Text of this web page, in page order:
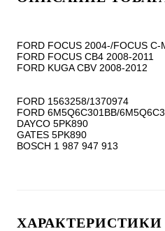
FORD FOCUS 2004-/FOCUS C-
FORD FOCUS CB4 2008-2011
FORD KUGA CBV 2008-2012
FORD 1563258/1370974
FORD 6M5Q6C301BB/
DAYCO 5PK890
GATES 5PK890
ХАРАКТЕРИСТИКИ